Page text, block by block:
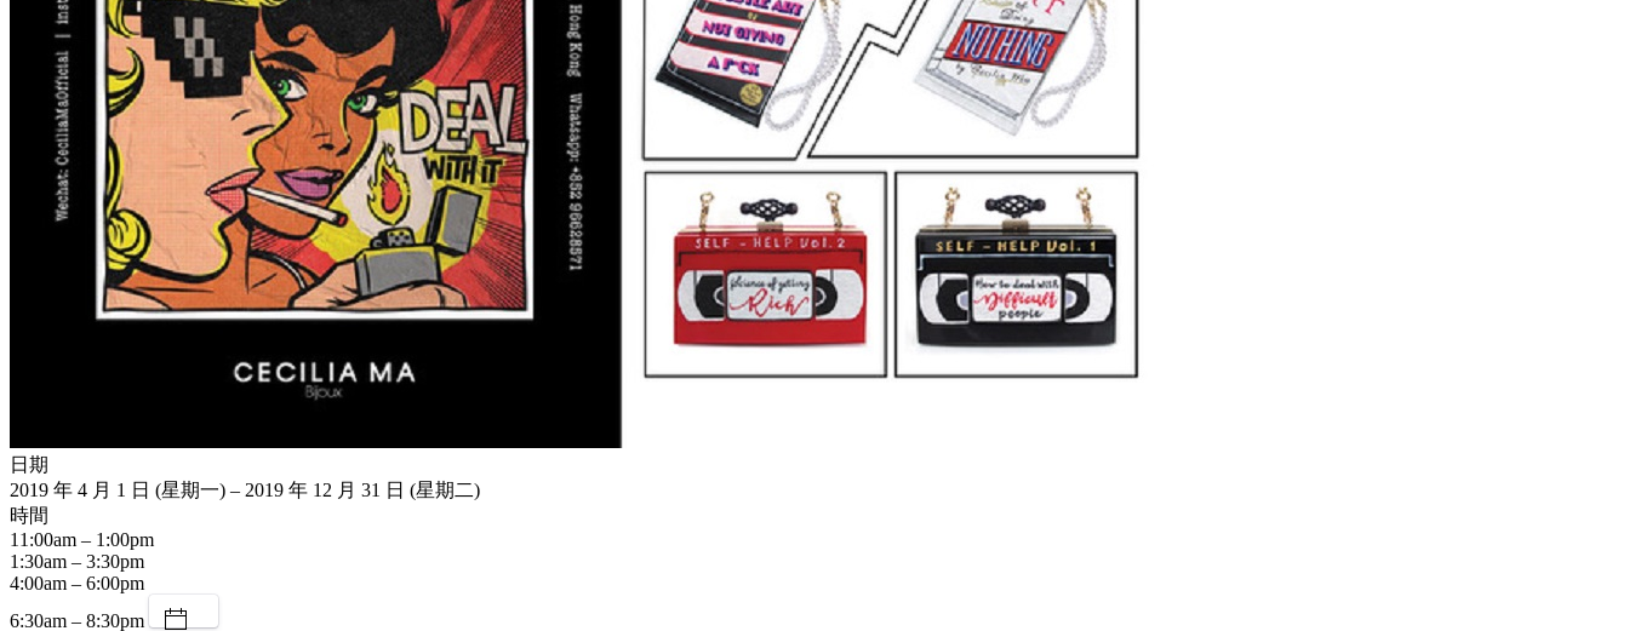
日期
2019 年 4 月 1 日 (星期一) – 2019 年 12 月 31 日 (星期二)
時間
11:00am – 1:00pm
1:30am – 3:30pm
4:00am – 6:00pm
6:30am – 8:30pm